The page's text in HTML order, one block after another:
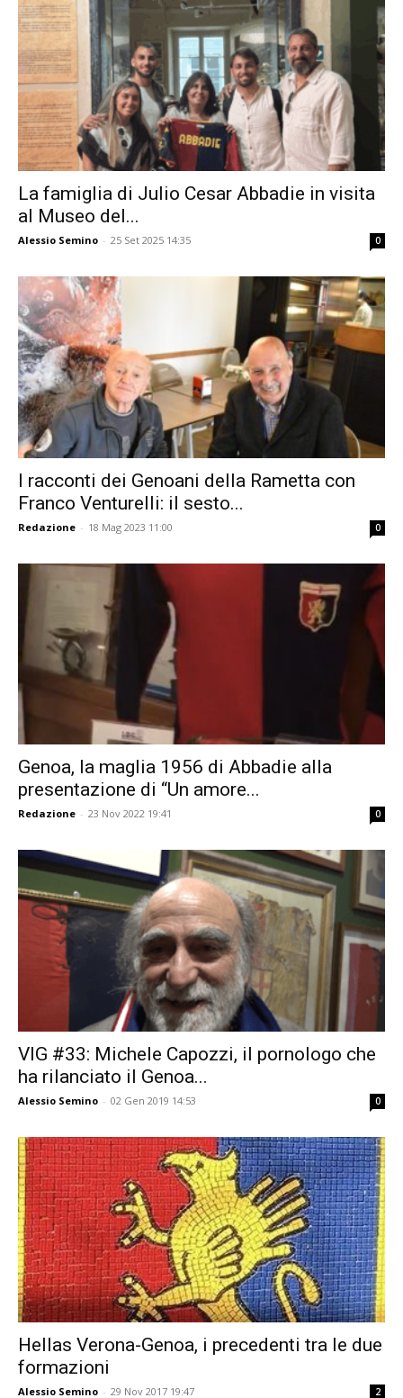
La famiglia di Julio Cesar Abbadie in visita
al Museo del...
Alessio Semino - 25 Set 2025 14:35 0
I racconti dei Genoani della Rametta con
Franco Venturelli: il sesto...
Redazione - 18 Mag 2023 11:00 0
Genoa, la maglia 1956 di Abbadie alla
presentazione di “Un amore...
Redazione - 23 Nov 2022 19:41 0
VIG #33: Michele Capozzi, il pornologo che
ha rilanciato il Genoa...
Alessio Semino - 02 Gen 2019 14:53 0
Hellas Verona-Genoa, i precedenti tra le due
formazioni
Alessio Semino - 29 Nov 2017 19:47 2